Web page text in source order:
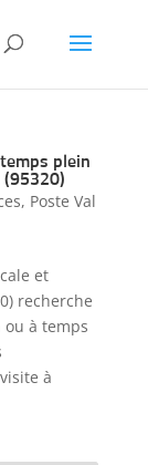
plein
(95320)
, Poste Val
et
recherche
à temps
à